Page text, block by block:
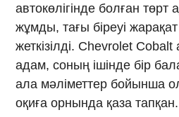
автокөлігінде болған төрт
жұмды, тағы біреуі
жеткізілді. Chevrolet Cobalt
адам, соның ішінде бір
ала мәліметтер бойынша
оқиға орнында қаза тапқан.